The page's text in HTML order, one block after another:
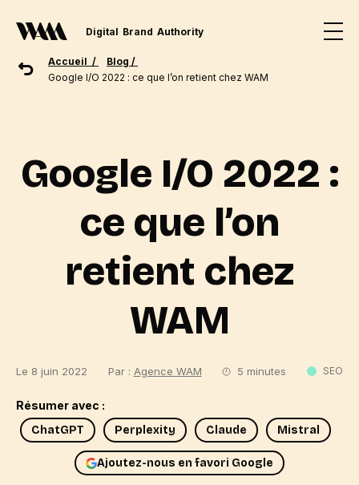
Digital Brand Authority
Accueil /
Blog /
Google I/O 2022 : ce que l’on retient chez WAM
Google I/O 2022 :
ce que l’on
retient chez
WAM
Le 8 juin 2022 Par : Agence WAM 5 minutes SEO
Résumer avec :
ChatGPT
Perplexity Claude Mistral
Ajoutez-nous en favori Google